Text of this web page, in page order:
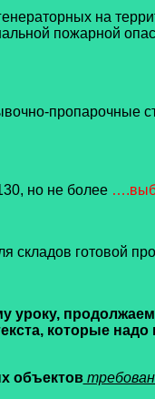
на
пожарной
пропарочные
но не более
складов готовой
которые
объектов